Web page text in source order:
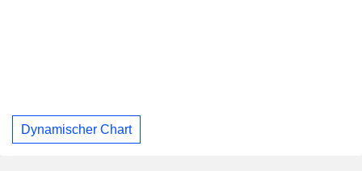
Dynamischer Chart